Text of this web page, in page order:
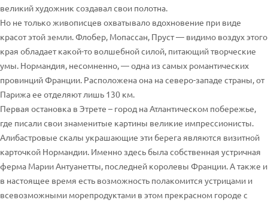
великий художник создавал свои полотна.
Но не только живописцев охватывало вдохновение при виде
красот этой земли. Флобер, Мопассан, Пруст — видимо воздух этого
края обладает какой-то волшебной силой, питающий творческие
умы. Нормандия, несомненно, — одна из самых романтических
провинций Франции. Расположена она на северо-западе страны, от
Парижа ее отделяют лишь 130 км.
Первая остановка в Этрете – город на Атлантическом побережье,
где писали свои знаменитые картины великие импрессионисты.
Алибастровые скалы украшающие эти берега являются визитной
карточкой Нормандии. Именно здесь была собственная устричная
ферма Марии Антуанетты, последней королевы Франции. А также и
в настоящее время есть возможность полакомится устрицами и
всевозможными морепродуктами в этом прекрасном городе с